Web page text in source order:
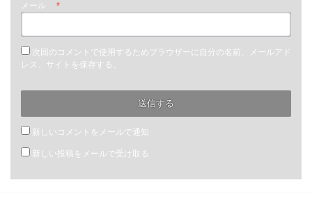
メール *
次回のコメントで使用するためブラウザーに自分の名前、メールアド
レス、サイトを保存する。
新しいコメントをメールで通知
新しい投稿をメールで受け取る